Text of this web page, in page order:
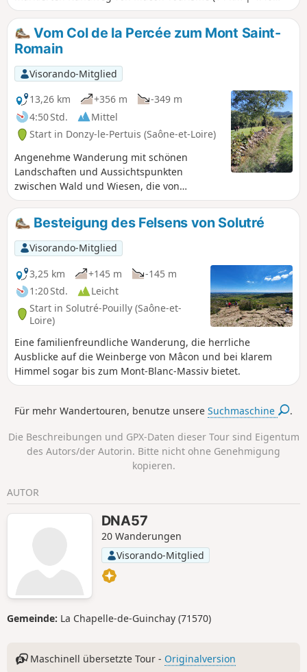
Std. zu Fuß), der hier heruntergeladen werden kann, und
teilweise dem blau markierten Rundweg Crêtes von Mère
Boitier zum Weiler Les Guérins.
Vom Col de la Percée zum Mont Saint-
Romain
Visorando-Mitglied
13,26 km
+356 m
-349 m
4:50 Std.
Mittel
Start in Donzy-le-Pertuis (Saône-et-Loire)
Angenehme Wanderung mit schönen
Landschaften und Aussichtspunkten
zwischen Wald und Wiesen, die von
Trockenmauern gesäumt sind. Der
Höhenunterschied ist im ersten Teil der
Wanderung sehr gering, sodass der Gipfel
des Mont Saint-Romain ohne besondere
Schwierigkeiten zu erreichen ist. Der
Rückweg weist steilere, aber nie sehr lange
Steigungen auf. Perfekte Wanderung für
alle, die einen schönen Ausflug machen
möchten, ohne sich die Beine zu sehr zu
belasten.
Besteigung des Felsens von Solutré
Visorando-Mitglied
3,25 km
+145 m
-145 m
1:20 Std.
Leicht
Start in Solutré-Pouilly (Saône-et-
Loire)
Eine familienfreundliche Wanderung, die herrliche
Ausblicke auf die Weinberge von Mâcon und bei klarem
Himmel sogar bis zum Mont-Blanc-Massiv bietet.
Für mehr Wandertouren, benutze unsereSuchmaschine .
Die Beschreibungen und GPX-Daten dieser Tour sind Eigentum
des Autors/der Autorin. Bitte nicht ohne Genehmigung
kopieren.
AUTOR
DNA57
20 Wanderungen
Visorando-Mitglied
Gemeinde: La Chapelle-de-Guinchay (71570)
Maschinell übersetzte Tour - Originalversion